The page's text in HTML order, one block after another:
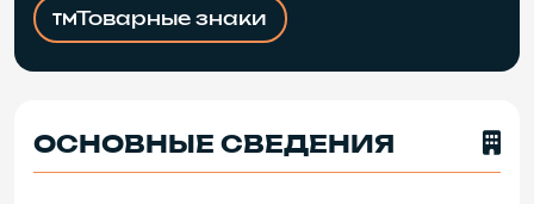
Товарные знаки
ОСНОВНЫЕ СВЕДЕНИЯ